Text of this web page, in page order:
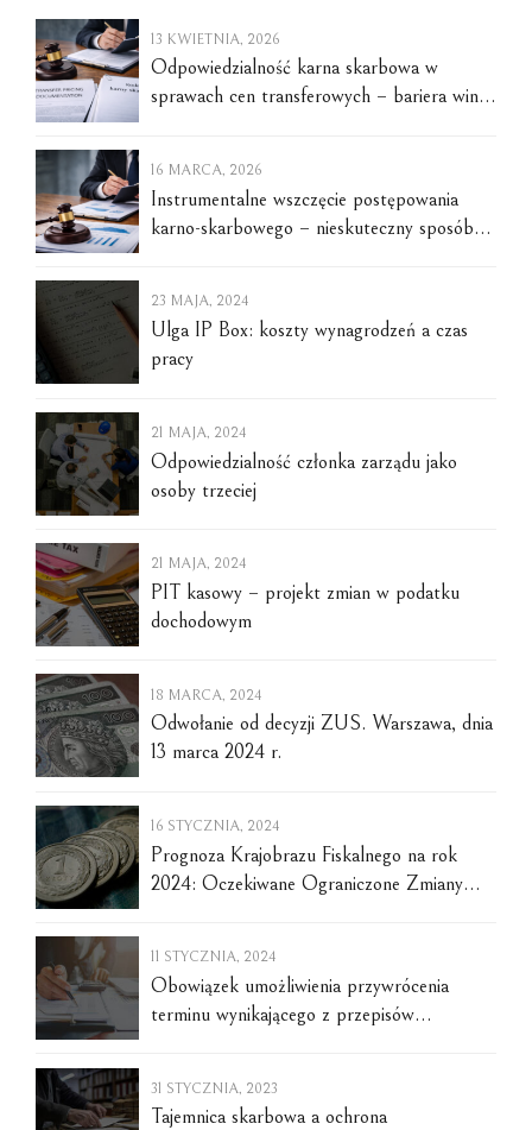
13 KWIETNIA, 2026
Odpowiedzialność karna skarbowa w
sprawach cen transferowych – bariera winy
16 MARCA, 2026
Instrumentalne wszczęcie postępowania
karno-skarbowego – nieskuteczny sposób
23 MAJA, 2024
Ulga IP Box: koszty wynagrodzeń a czas
pracy
21 MAJA, 2024
Odpowiedzialność członka zarządu jako
osoby trzeciej
21 MAJA, 2024
PIT kasowy – projekt zmian w podatku
dochodowym
18 MARCA, 2024
Odwołanie od decyzji ZUS. Warszawa, dnia
13 marca 2024 r.
16 STYCZNIA, 2024
Prognoza Krajobrazu Fiskalnego na rok
2024: Oczekiwane Ograniczone Zmiany
11 STYCZNIA, 2024
Obowiązek umożliwienia przywrócenia
terminu wynikającego z przepisów
oraz orzeczeń sądowych. Warszawa, dnia 10
31 STYCZNIA, 2023
Tajemnica skarbowa a ochrona